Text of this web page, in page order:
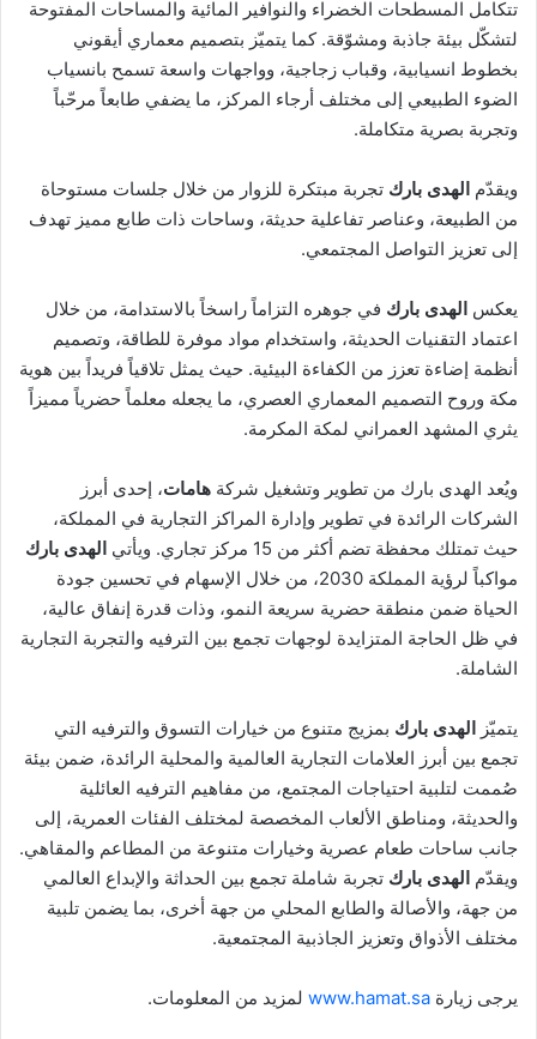
تتكامل المسطحات الخضراء والنوافير المائية والمساحات المفتوحة
لتشكّل بيئة جاذبة ومشوّقة. كما يتميّز بتصميم معماري أيقوني
بخطوط انسيابية، وقباب زجاجية، وواجهات واسعة تسمح بانسياب
الضوء الطبيعي إلى مختلف أرجاء المركز، ما يضفي طابعاً مرحّباً
وتجربة بصرية متكاملة.
ويقدّم الهدى بارك تجربة مبتكرة للزوار من خلال جلسات مستوحاة
من الطبيعة، وعناصر تفاعلية حديثة، وساحات ذات طابع مميز تهدف
إلى تعزيز التواصل المجتمعي.
يعكس الهدى بارك في جوهره التزاماً راسخاً بالاستدامة، من خلال
اعتماد التقنيات الحديثة، واستخدام مواد موفرة للطاقة، وتصميم
أنظمة إضاءة تعزز من الكفاءة البيئية. حيث يمثل تلاقياً فريداً بين هوية
مكة وروح التصميم المعماري العصري، ما يجعله معلماً حضرياً مميزاً
يثري المشهد العمراني لمكة المكرمة.
ويُعد الهدى بارك من تطوير وتشغيل شركة هامات، إحدى أبرز
الشركات الرائدة في تطوير وإدارة المراكز التجارية في المملكة،
حيث تمتلك محفظة تضم أكثر من 15 مركز تجاري. ويأتي
الهدى بارك
مواكباً لرؤية المملكة 2030، من خلال الإسهام في تحسين جودة
الحياة ضمن منطقة حضرية سريعة النمو، وذات قدرة إنفاق عالية،
في ظل الحاجة المتزايدة لوجهات تجمع بين الترفيه والتجربة التجارية
الشاملة.
يتميّز الهدى بارك بمزيج متنوع من خيارات التسوق والترفيه التي
تجمع بين أبرز العلامات التجارية العالمية والمحلية الرائدة، ضمن بيئة
صُممت لتلبية احتياجات المجتمع، من مفاهيم الترفيه العائلية
والحديثة، ومناطق الألعاب المخصصة لمختلف الفئات العمرية، إلى
جانب ساحات طعام عصرية وخيارات متنوعة من المطاعم والمقاهي.
ويقدّم الهدى بارك تجربة شاملة تجمع بين الحداثة والإبداع العالمي
من جهة، والأصالة والطابع المحلي من جهة أخرى، بما يضمن تلبية
مختلف الأذواق وتعزيز الجاذبية المجتمعية.
يرجى زيارة www.hamat.sa لمزيد من المعلومات.